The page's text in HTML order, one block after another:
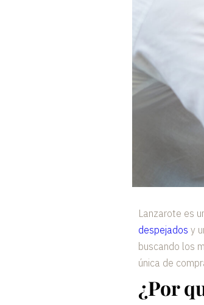
Lanzarote es
despejados y
buscando los
única de
¿Por